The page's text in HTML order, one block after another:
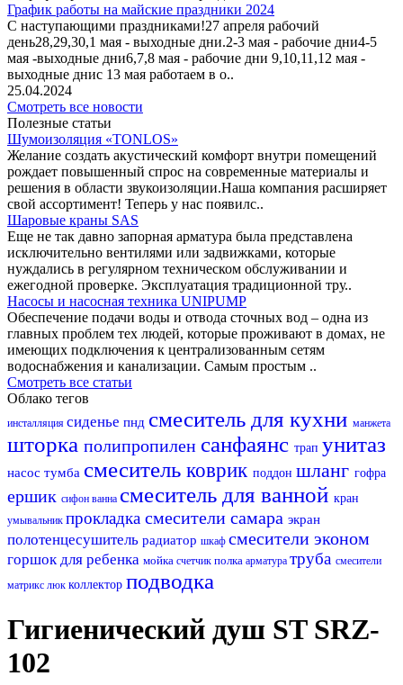
График работы на майские праздники 2024
С наступающими праздниками!27 апреля рабочий
день28,29,30,1 мая - выходные дни.2-3 мая - рабочие дни4-5
мая -выходные дни6,7,8 мая - рабочие дни 9,10,11,12 мая -
выходные днис 13 мая работаем в о..
25.04.2024
Смотреть все новости
Полезные статьи
Шумоизоляция «TONLOS»
Желание создать акустический комфорт внутри помещений
рождает повышенный спрос на современные материалы и
решения в области звукоизоляции.Наша компания расширяет
свой ассортимент! Теперь у нас появилс..
Шаровые краны SAS
Еще не так давно запорная арматура была представлена
исключительно вентилями или задвижками, которые
нуждались в регулярном техническом обслуживании и
ежегодной проверке. Эксплуатация традиционной тру..
Насосы и насосная техника UNIPUMP
Обеспечение подачи воды и отвода сточных вод – одна из
главных проблем тех людей, которые проживают в домах, не
имеющих подключения к централизованным сетям
водоснабжения и канализации. Самым простым ..
Смотреть все статьи
Облако тегов
инсталляция сиденье пнд смеситель для кухни манжета
шторка полипропилен санфаянс трап унитаз
насос тумба смеситель коврик поддон шланг гофра
ершик сифон ванна смеситель для ванной кран
умывальник прокладка смесители самара экран
полотенцесушитель радиатор шкаф смесители эконом
горшок для ребенка мойка счетчик полка арматура труба смесители
матрикс люк коллектор подводка
Гигиенический душ ST SRZ-
102